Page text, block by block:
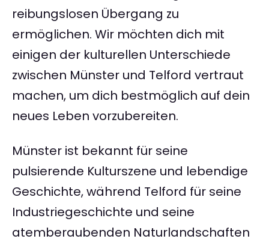
reibungslosen Übergang zu
ermöglichen. Wir möchten dich mit
einigen der kulturellen Unterschiede
zwischen Münster und Telford vertraut
machen, um dich bestmöglich auf dein
neues Leben vorzubereiten.
Münster ist bekannt für seine
pulsierende Kulturszene und lebendige
Geschichte, während Telford für seine
Industriegeschichte und seine
atemberaubenden Naturlandschaften